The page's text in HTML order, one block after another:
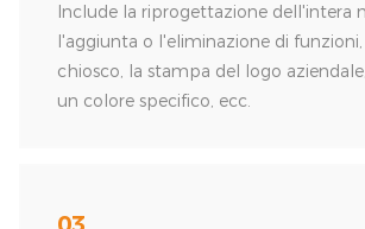
Include la riprogettazione dell'intera
l'aggiunta o l'eliminazione di
chiosco, la stampa del logo
un colore specifico, ecc.